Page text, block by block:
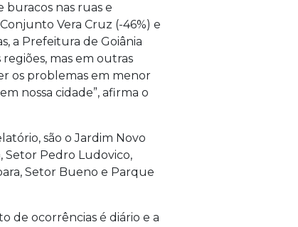
buracos nas ruas e
Vera Cruz (-46%) e
a Prefeitura de Goiânia
mas em outras
os problemas em menor
nossa cidade”, afirma o
são o Jardim Novo
Setor Pedro Ludovico,
Setor Bueno e Parque
de ocorrências é diário e a